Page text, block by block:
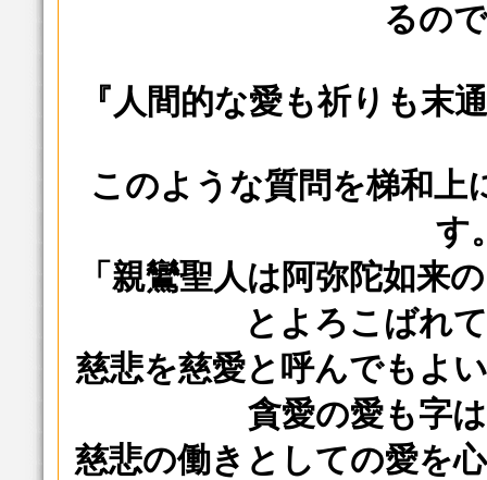
るの
『人間的な愛も祈りも末
このような質問を梯和
す
「親鸞聖人は阿弥陀如来
とよろこばれ
慈悲を慈愛と呼んでもよ
貪愛の愛も字
慈悲の働きとしての愛を